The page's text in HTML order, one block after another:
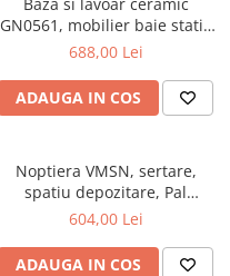
GN0561, mobilier baie stativ
50 cm, front MDF, 2 usi, 2
reglabile, alb/antracit
688,00 Lei
ADAUGA IN COS
Noptiera VMSN, sertare,
spatiu depozitare, Pal
Melaminat, insertii MDF, Nuc
604,00 Lei
ADAUGA IN COS